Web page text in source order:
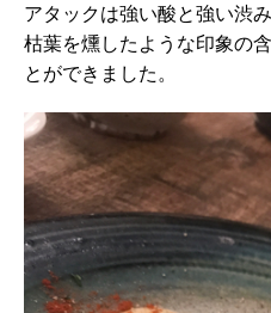
アタックは強い酸と強い渋み
枯葉を燻したような印象の
とができました。